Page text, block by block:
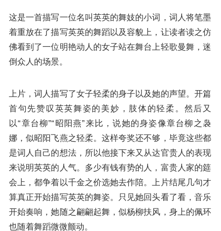
这是一首描写一位名叫英英的舞妓的小词，词人将笔墨
着重放在了描写英英的舞蹈以及容貌上，让读者读之仿
佛看到了一位明艳动人的女子站在舞台上轻歌曼舞，迷
倒众人的场景。
上片，词人描写了女子轻柔的身子以及她的声望。开篇
首句先赞叹英英舞姿的美妙，肢体的轻柔。然后又
以“章台柳”“昭阳燕”来比，说她的身姿像章台柳之袅
娜，似昭阳飞燕之轻柔。这样夸奖还不够，毕竟这些都
是词人自己的想法，所以他接下来又从达官贵人的表现
来说明英英的人气。多少有钱有势的人，富贵人家的筵
会上，都争着以千金之价选她去作陪。上片结尾几句才
算真正开始描写英英的舞姿。只见她回头看了看，音乐
开始奏响，她随之翩翩起舞，似杨柳扶风，身上的佩环
也随着舞蹈微微颤动。